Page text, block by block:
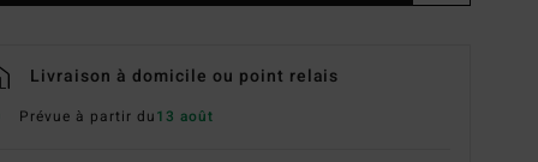
Livraison à domicile ou point relais
Prévue à partir du13 août